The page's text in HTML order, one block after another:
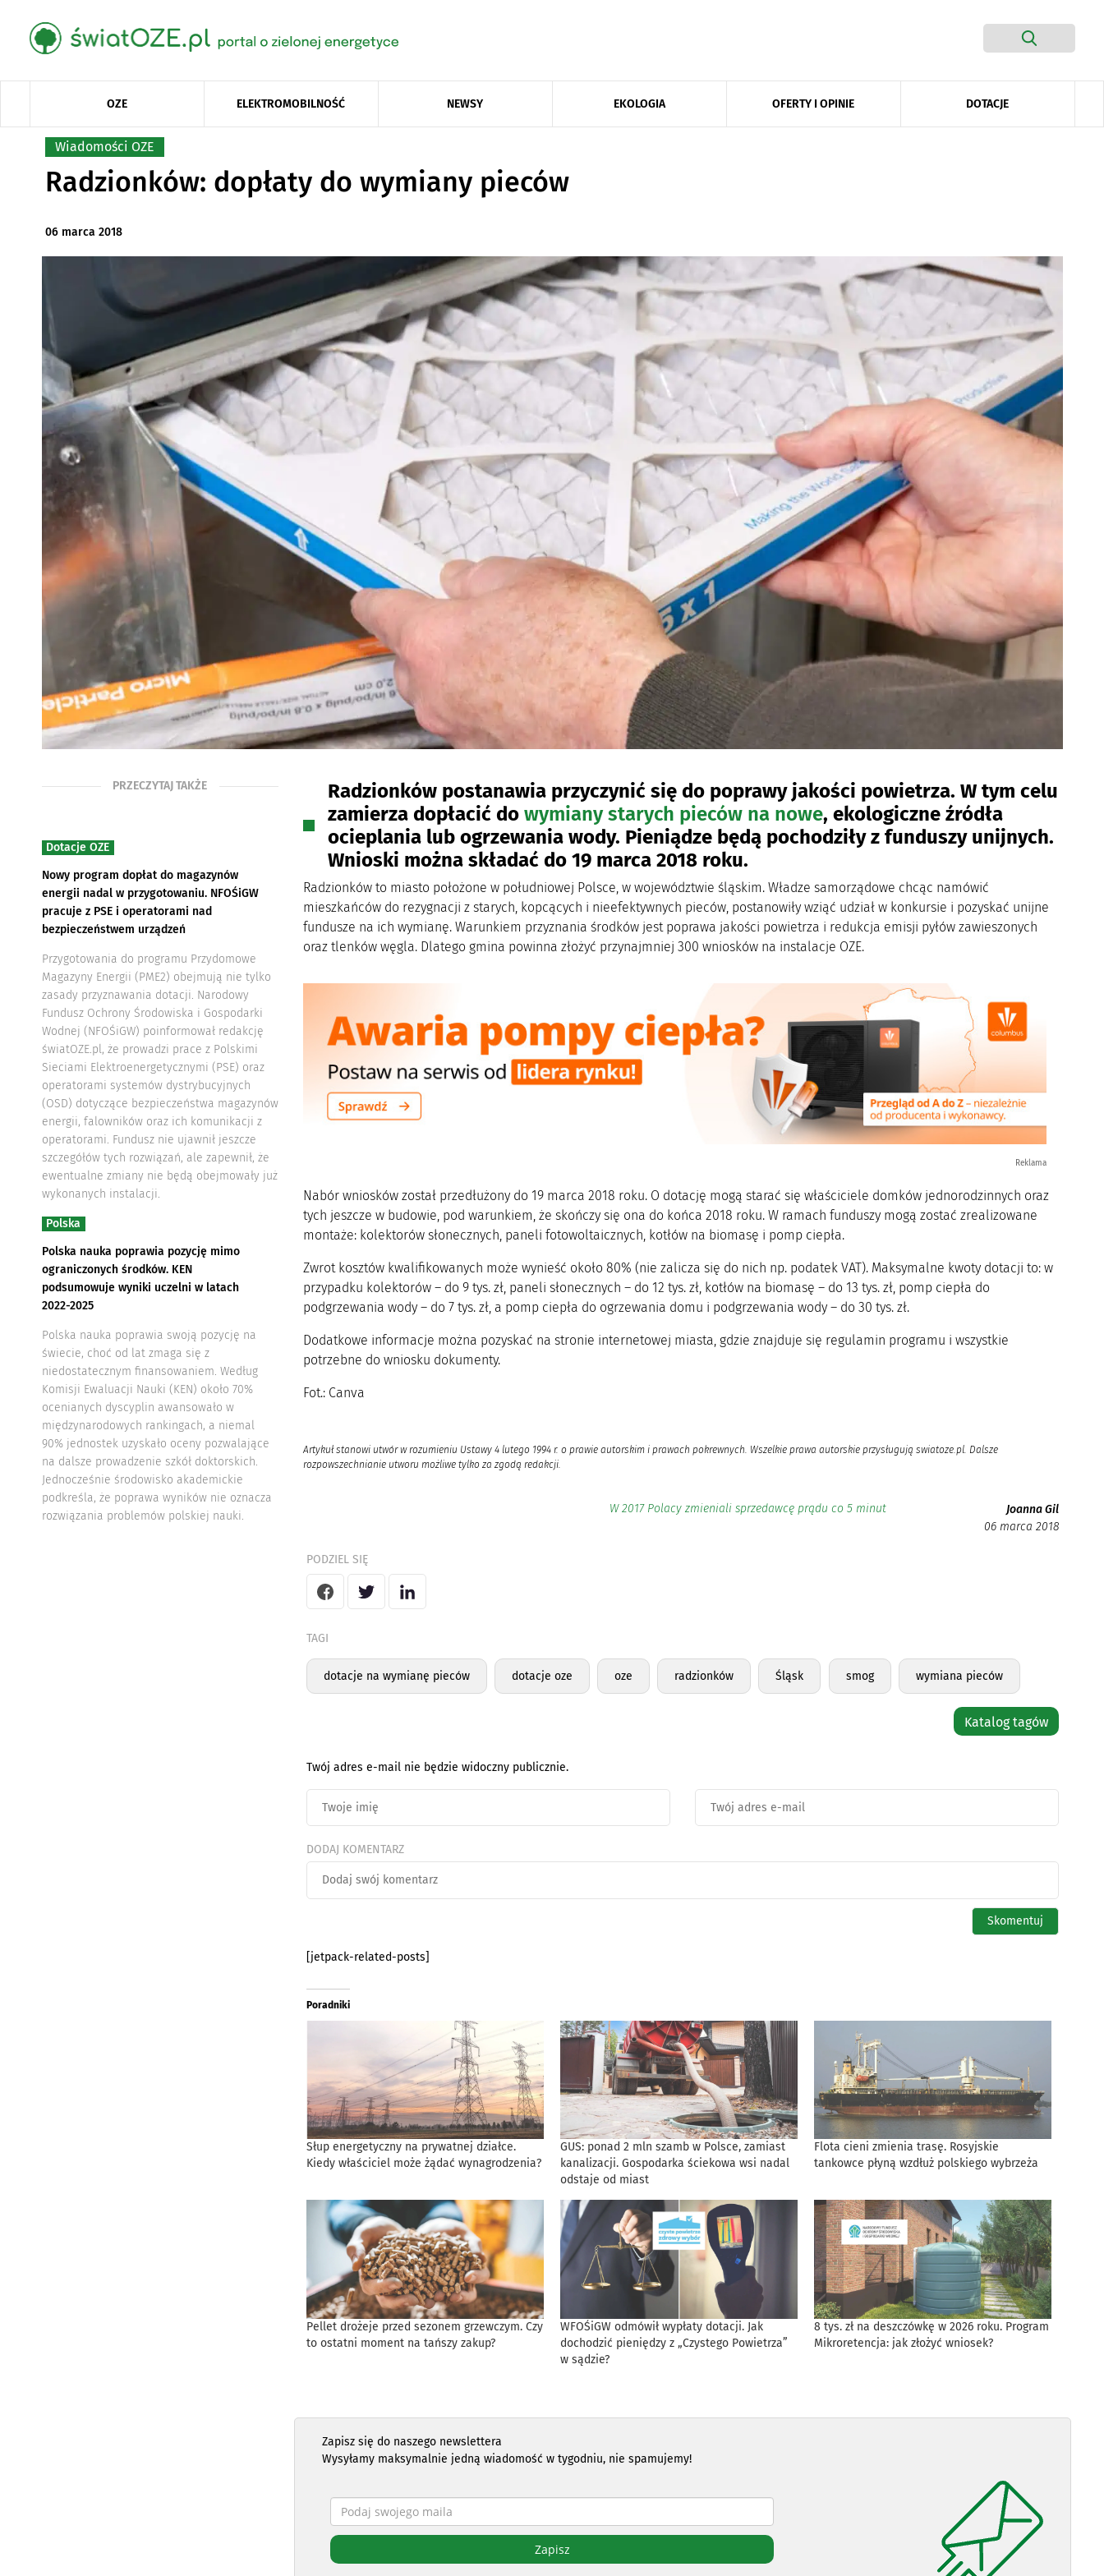
OZE ELEKTROMOBILNOŚĆ NEWSY EKOLOGIA OFERTY I OPINIE DOTACJE
Wiadomości OZE
Radzionków: dopłaty do wymiany pieców
06 marca 2018
PRZECZYTAJ TAKŻE
Dotacje OZE
Nowy program dopłat do magazynów
energii nadal w przygotowaniu. NFOŚiGW
pracuje z PSE i operatorami nad
bezpieczeństwem urządzeń
Przygotowania do programu Przydomowe
Magazyny Energii (PME2) obejmują nie tylko
zasady przyznawania dotacji. Narodowy
Fundusz Ochrony Środowiska i Gospodarki
Wodnej (NFOŚiGW) poinformował redakcję
światOZE.pl, że prowadzi prace z Polskimi
Sieciami Elektroenergetycznymi (PSE) oraz
operatorami systemów dystrybucyjnych
(OSD) dotyczące bezpieczeństwa magazynów
energii, falowników oraz ich komunikacji z
operatorami. Fundusz nie ujawnił jeszcze
szczegółów tych rozwiązań, ale zapewnił, że
ewentualne zmiany nie będą obejmowały już
wykonanych instalacji.
Polska
Polska nauka poprawia pozycję mimo
ograniczonych środków. KEN
podsumowuje wyniki uczelni w latach
2022-2025
Polska nauka poprawia swoją pozycję na
świecie, choć od lat zmaga się z
niedostatecznym finansowaniem. Według
Komisji Ewaluacji Nauki (KEN) około 70%
ocenianych dyscyplin awansowało w
międzynarodowych rankingach, a niemal
90% jednostek uzyskało oceny pozwalające
na dalsze prowadzenie szkół doktorskich.
Jednocześnie środowisko akademickie
podkreśla, że poprawa wyników nie oznacza
rozwiązania problemów polskiej nauki.
Radzionków postanawia przyczynić się do poprawy jakości powietrza. W tym celu
zamierza dopłacić do wymiany starych pieców na nowe, ekologiczne źródła
ocieplania lub ogrzewania wody. Pieniądze będą pochodziły z funduszy unijnych.
Wnioski można składać do 19 marca 2018 roku.
Radzionków to miasto położone w południowej Polsce, w województwie śląskim. Władze samorządowe chcąc namówić
mieszkańców do rezygnacji z starych, kopcących i nieefektywnych pieców, postanowiły wziąć udział w konkursie i pozyskać unijne
fundusze na ich wymianę. Warunkiem przyznania środków jest poprawa jakości powietrza i redukcja emisji pyłów zawieszonych
oraz tlenków węgla. Dlatego gmina powinna złożyć przynajmniej 300 wniosków na instalacje OZE.
Reklama
Nabór wniosków został przedłużony do 19 marca 2018 roku. O dotację mogą starać się właściciele domków jednorodzinnych oraz
tych jeszcze w budowie, pod warunkiem, że skończy się ona do końca 2018 roku. W ramach funduszy mogą zostać zrealizowane
montaże: kolektorów słonecznych, paneli fotowoltaicznych, kotłów na biomasę i pomp ciepła.
Zwrot kosztów kwalifikowanych może wynieść około 80% (nie zalicza się do nich np. podatek VAT). Maksymalne kwoty dotacji to: w
przypadku kolektorów – do 9 tys. zł, paneli słonecznych – do 12 tys. zł, kotłów na biomasę – do 13 tys. zł, pomp ciepła do
podgrzewania wody – do 7 tys. zł, a pomp ciepła do ogrzewania domu i podgrzewania wody – do 30 tys. zł.
Dodatkowe informacje można pozyskać na stronie internetowej miasta, gdzie znajduje się regulamin programu i wszystkie
potrzebne do wniosku dokumenty.
Fot.: Canva
Artykuł stanowi utwór w rozumieniu Ustawy 4 lutego 1994 r. o prawie autorskim i prawach pokrewnych. Wszelkie prawa autorskie przysługują swiatoze.pl. Dalsze
rozpowszechnianie utworu możliwe tylko za zgodą redakcji.
W 2017 Polacy zmieniali sprzedawcę prądu co 5 minut
Joanna Gil
06 marca 2018
PODZIEL SIĘ
TAGI
dotacje na wymianę pieców dotacje oze oze radzionków Śląsk smog wymiana pieców
Katalog tagów
Twój adres e-mail nie będzie widoczny publicznie.
DODAJ KOMENTARZ
[jetpack-related-posts]
Poradniki
Słup energetyczny na prywatnej działce.
Kiedy właściciel może żądać wynagrodzenia?
GUS: ponad 2 mln szamb w Polsce, zamiast
kanalizacji. Gospodarka ściekowa wsi nadal
odstaje od miast
Flota cieni zmienia trasę. Rosyjskie
tankowce płyną wzdłuż polskiego wybrzeża
Pellet drożeje przed sezonem grzewczym. Czy
to ostatni moment na tańszy zakup?
WFOŚiGW odmówił wypłaty dotacji. Jak
dochodzić pieniędzy z „Czystego Powietrza”
w sądzie?
8 tys. zł na deszczówkę w 2026 roku. Program
Mikroretencja: jak złożyć wniosek?
Zapisz się do naszego newslettera
Wysyłamy maksymalnie jedną wiadomość w tygodniu, nie spamujemy!